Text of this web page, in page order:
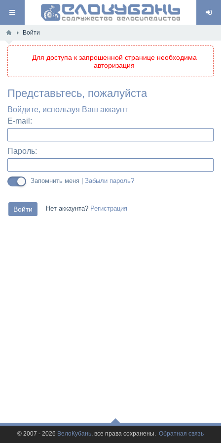
Войти
Для доступа к запрошенной странице необходима
авторизация
Представьтесь, пожалуйста
Войдите, используя Ваш аккаунт
E-mail:
Пароль:
Запомнить меня | Забыли пароль?
Нет аккаунта? Регистрация
© 2007 - 2026 ВелоКубань, все права сохранены. Обратная связь